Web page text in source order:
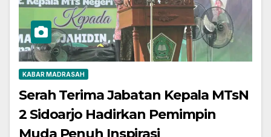
KABAR MADRASAH
Serah Terima Jabatan Kepala MTsN
2 Sidoarjo Hadirkan Pemimpin